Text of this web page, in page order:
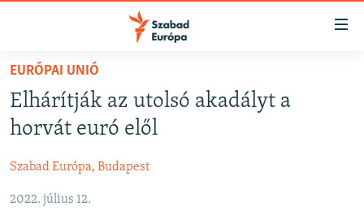
Akadálymentes
Ugrás
fő
oldalra
Ugrás
NAPIRENDEN
AKTUÁLIS
VIDEÓK
ELEMZŐ
EURÓPAI UNIÓ
Elhárítják az utolsó akadályt a
horvát euró elől
Szabad Európa, Budapest
2022. július 12.